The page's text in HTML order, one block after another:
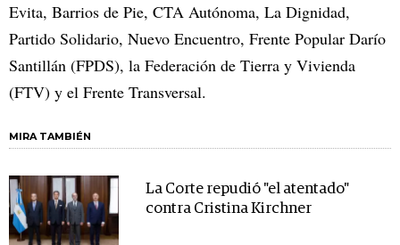
Evita, Barrios de Pie, CTA Autónoma, La Dignidad,
Partido Solidario, Nuevo Encuentro, Frente Popular Darío
Santillán (FPDS), la Federación de Tierra y Vivienda
(FTV) y el Frente Transversal.
MIRA TAMBIÉN
La Corte repudió "el atentado"
contra Cristina Kirchner